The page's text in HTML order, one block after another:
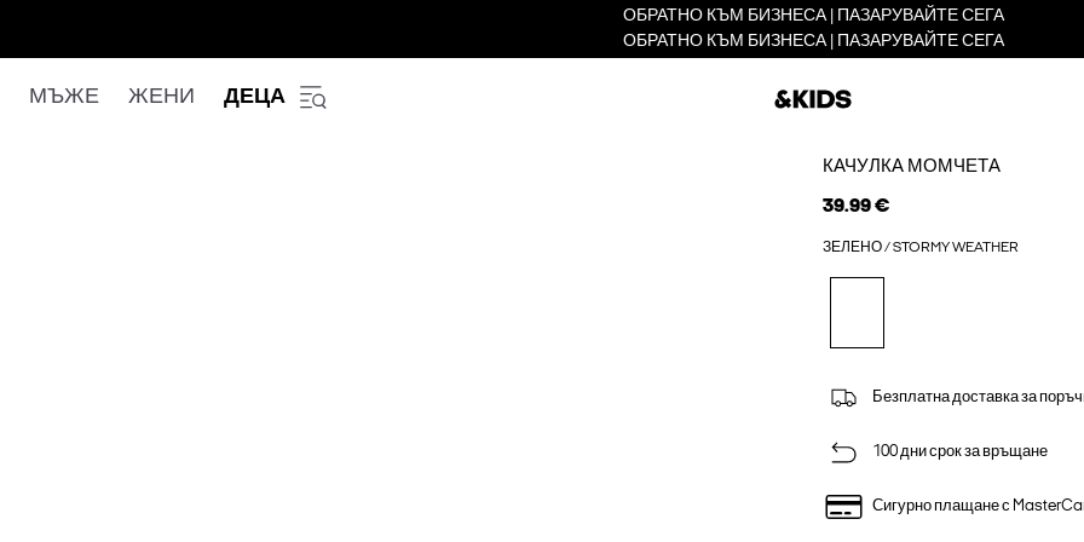
ОБРАТНО КЪМ БИЗНЕСА | ПАЗАРУВАЙТЕ СЕГА
ОБРАТНО КЪМ БИЗНЕСА | ПАЗАРУВАЙТЕ СЕГА
МЪЖЕ ЖЕНИ ДЕЦА
КАЧУЛКА МОМЧЕТА
39.99 €
ЗЕЛЕНО / STORMY WEATHER
Безплатна доставка за
100 дни срок за връщане
Сигурно плащане с